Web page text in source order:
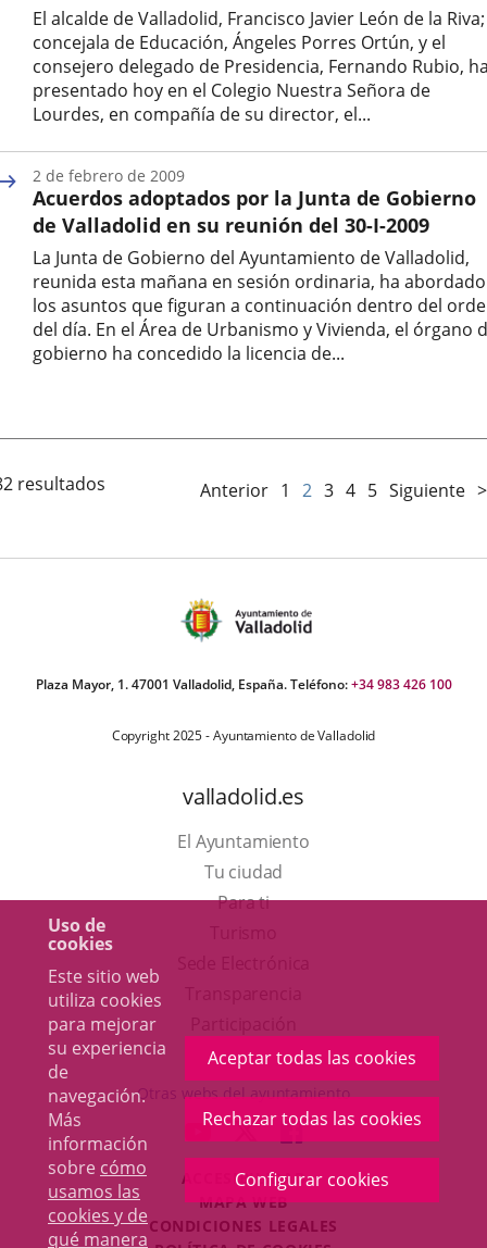
Uso de
cookies
Este sitio web
utiliza cookies
para mejorar
su experiencia
de
navegación.
Más
información
sobre cómo
usamos las
cookies y de
qué manera
Aceptar todas las cookies
Rechazar todas las cookies
Configurar cookies
El alcalde de Valladolid, Francisco Javier León de la
concejala de Educación, Ángeles Porres Ortún, y el
consejero delegado de Presidencia, Fernando Rubio,
presentado hoy en el Colegio Nuestra Señora de
Lourdes, en compañía de su director, el...
la
noticia
Acuerdos adoptados por la Junta de Gobierno
de Valladolid en su reunión del 30-I-2009
La Junta de Gobierno del Ayuntamiento de Valladolid,
reunida esta mañana en sesión ordinaria, ha abordado
los asuntos que figuran a continuación dentro del
del día. En el Área de Urbanismo y Vivienda, el órgano
gobierno ha concedido la licencia de...
noticia
2 de febrero de 2009
resultados Anterior 1 2 3 4 5 Siguiente
Plaza Mayor, 1. 47001 Valladolid, España. Teléfono:+34 983 426 100
Copyright 2025 - Ayuntamiento de Valladolid
valladolid.es
El Ayuntamiento
Tu ciudad
Para ti
en
una
ventana
nueva.
aplicación
externa.
Otras webs del ayuntamiento
ENLACE
A
UNA
APLICACIÓN
EXTERNA.
ENLACE
A
UNA
APLICACIÓN
EXTERNA.
ENLACE
A
UNA
EXTERNA.
ACCESIBILIDAD
MAPA WEB
CONDICIONES LEGALES